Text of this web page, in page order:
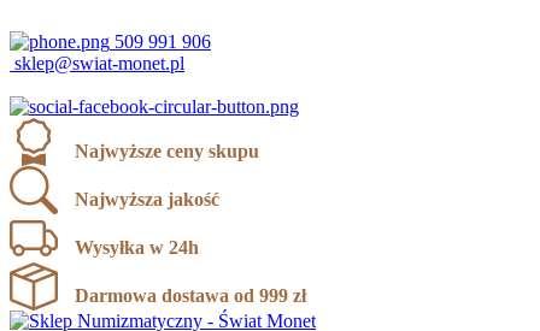
509 991 906
sklep@swiat-monet.pl
Najwyższe ceny skupu
Najwyższa jakość
Wysyłka w 24h
Darmowa dostawa od 999 zł